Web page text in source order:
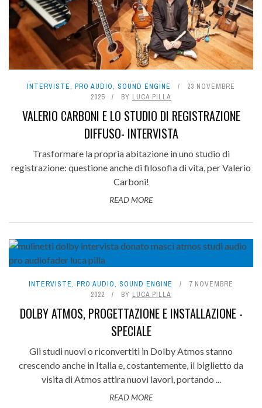
INTERVISTE, PRO AUDIO, SOUND ENGINE
23 NOVEMBRE
2025
BY LUCA PILLA
VALERIO CARBONI E LO STUDIO DI REGISTRAZIONE
DIFFUSO- INTERVISTA
Trasformare la propria abitazione in uno studio di
registrazione: questione anche di filosofia di vita, per Valerio
Carboni!
READ MORE
INTERVISTE, PRO AUDIO, SOUND ENGINE
7 NOVEMBRE
2022
BY LUCA PILLA
DOLBY ATMOS, PROGETTAZIONE E INSTALLAZIONE -
SPECIALE
Gli studi nuovi o riconvertiti in Dolby Atmos stanno
crescendo anche in Italia e, costantemente, il biglietto da
visita di Atmos attira nuovi lavori, portando ...
READ MORE